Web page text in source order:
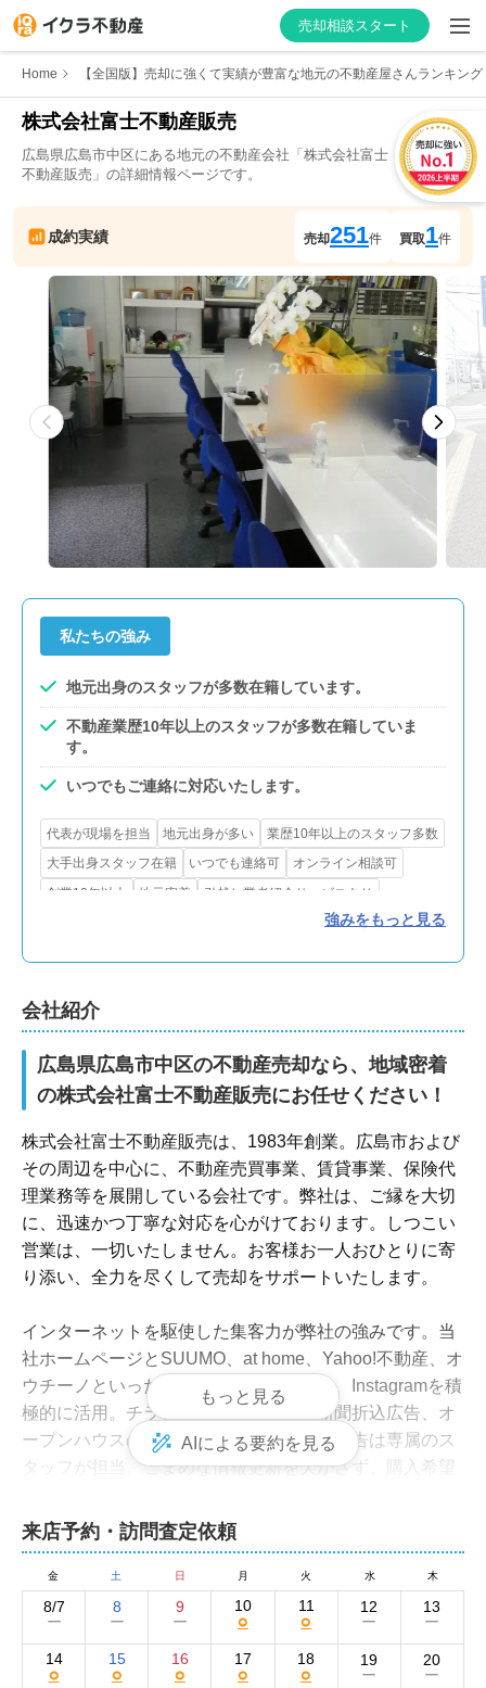
売却相談スタート
はじめての方へ
物件の価格を知る
お家の売却を学ぶ
不動産会社向け情報
Home 【全国版】売却に強くて実績が豊富な地元の不動産屋さんランキング
株式会社富士不動産販売
広島県広島市中区にある地元の不動産会社「 株式会社富士
不動産販売 」の詳細情報ページです。
成約実績 売却251件 買取1件
私たちの強み
地元出身のスタッフが多数在籍しています。
不動産業歴10年以上のスタッフが多数在籍していま
す。
いつでもご連絡に対応いたします。
代表が現場を担当 地元出身が多い
業歴10年以上のスタッフ多数
大手出身スタッフ在籍
いつでも連絡可
オンライン相談可
創業10年以上
地元密着
引越し業者紹介サービスあり
リフォーム・解体対応強みをもっと見る
来店予約・訪問査定依頼
金 土 日 月 火 水 木
8/7
ー
8
ー
9
ー
10
○
11
○
12
ー
13
ー
14
○
15
○
16
○
17
○
18
○
19
ー
20
ー
会社紹介
広島県広島市中区の不動産売却なら、地域密着
株式会社富士不動産販売は、1983年創業。広島市および
その周辺を中心に、不動産売買事業、賃貸事業、保険代
理業務等を展開している会社です。弊社は、ご縁を大切
に、迅速かつ丁寧な対応を心がけております。しつこい
営業は、一切いたしません。お客様お一人おひとりに寄
り添い、全力を尽くして売却をサポートいたします。
インターネットを駆使した集客力が弊社の強みです。当
社ホームページとSUUMO、at home、Yahoo!不動産、オ
ウチーノといった不動産ポータルサイト、Instagramを積
極的に活用。チラシのポスティングや新聞折込広告、オ
ープンハウスの開催も併用しています。広告は専属のス
タッフが担当。こまめな情報更新を欠かさず、購入希望
代表を筆頭に、経験豊富なスタッフが誠心誠意
を尽くし大切な不動産の売却をサポートいたし
弊社の強みは、実力のある優秀なスタッフが多数在籍し
ている点です。代表をはじめ、不動産業に長く携わって
もっと見る
AIによる要約を見る